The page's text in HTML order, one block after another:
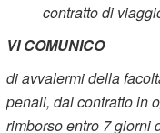
contratto di
VI COMUNICO
di avvalermi della
penali, dal contratto in
rimborso entro 7 giorni